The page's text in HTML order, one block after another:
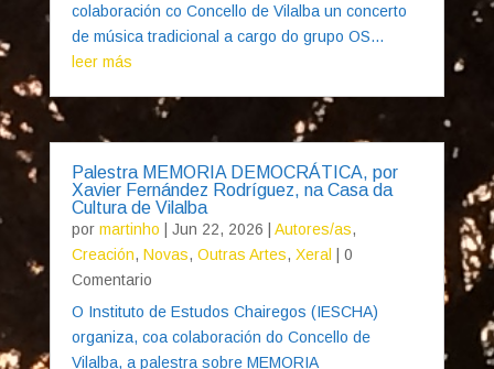
colaboración co Concello de Vilalba un concerto
de música tradicional a cargo do grupo OS...
leer más
Palestra MEMORIA DEMOCRÁTICA, por
Xavier Fernández Rodríguez, na Casa da
Cultura de Vilalba
por martinho Jun 22, 2026 Autores/as,
Creación, Novas, Outras Artes, Xeral
| 0
Comentario
O Instituto de Estudos Chairegos (IESCHA)
organiza, coa colaboración do Concello de
Vilalba, a palestra sobre MEMORIA